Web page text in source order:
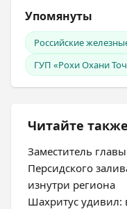
Упомянуты
Российские
ГУП «Рохи Охани
Читайте также
Заместитель
Персидского
изнутри региона
Шахритус удивил: